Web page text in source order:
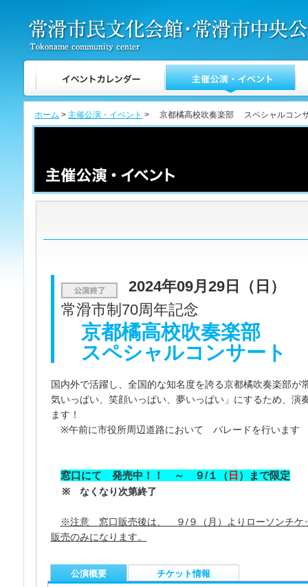
ホーム > 主催公演・イベント > 京都橘高校吹奏楽部 スペシャルコン
2024年09月29日（日）
常滑市制70周年記念
京都橘高校吹奏楽部
スペシャルコンサート
国内外で活躍し、全国的な知名度を誇る京都橘吹奏楽部が
気いっぱい、笑顔いっぱい、夢いっぱい」にするため、演
ます！
※午前に市役所周辺道路において パレードを行います
窓口にて 発売中！！ ～ ９/１（ 日 ）まで限定
※ なくなり次第終了
※注意 窓口販売後は、 ９/９（月）よりローソンチケ
販売のみになります。
公演概要 チケット情報